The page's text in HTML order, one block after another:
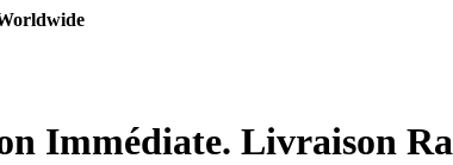
Immédiate. Livraison